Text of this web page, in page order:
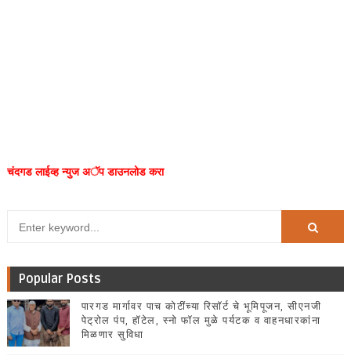
चंदगड लाईव्ह न्युज अॅप डाउनलोड करा
Popular Posts
पारगड मार्गावर पाच कोटींच्या रिसॉर्ट चे भूमिपूजन, सीएनजी
पेट्रोल पंप, हॉटेल, स्नो फॉल मुळे पर्यटक व वाहनधारकांना
मिळणार सुविधा